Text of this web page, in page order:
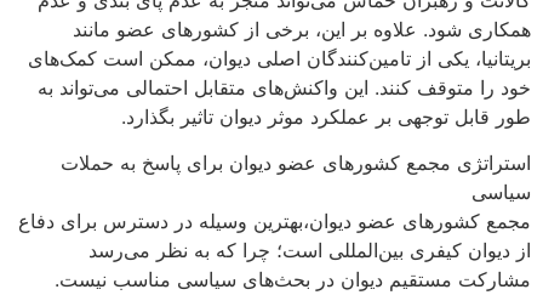
همکاری شود. علاوه بر این، برخی از کشورهای عضو مانند
بریتانیا، یکی از تامین‌کنندگان اصلی دیوان، ممکن است کمک‌های
خود را متوقف کنند. این واکنش‌های متقابل احتمالی می‌تواند به
طور قابل توجهی بر عملکرد موثر دیوان تاثیر بگذارد.
استراتژی مجمع کشورهای عضو دیوان برای پاسخ به حملات
سیاسی
مجمع کشورهای عضو دیوان،بهترین وسیله در دسترس برای دفاع
از دیوان کیفری بین‌المللی است؛ چرا که به نظر می‌رسد
مشارکت مستقیم دیوان در بحث‌های سیاسی مناسب نیست.